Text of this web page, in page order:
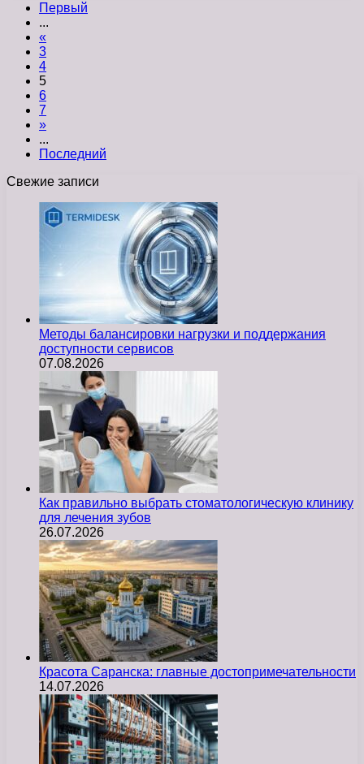
Первый
...
«
3
4
5
6
7
»
...
Последний
Свежие записи
Методы балансировки нагрузки и поддержания
доступности сервисов
07.08.2026
Как правильно выбрать стоматологическую клинику
для лечения зубов
26.07.2026
Красота Саранска: главные достопримечательности
14.07.2026